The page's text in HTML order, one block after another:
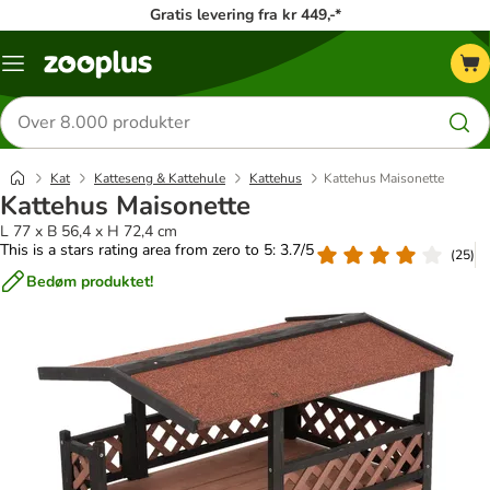
Gratis levering fra kr 449,-*
Menu
Søg
efter
produkter
Kat Katteseng & Kattehule Kattehus Kattehus Maisonette
Kattehus Maisonette
L 77 x B 56,4 x H 72,4 cm
This is a stars rating area from zero to 5: 3.7/5
(25)
Bedøm produktet!